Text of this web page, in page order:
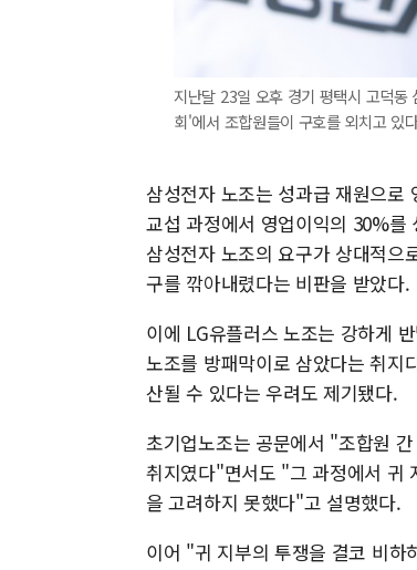
지난달 23일 오후 경기 평택시 고덕동
회'에서 조합원들이 구호를 외치고 있
삼성전자 노조는 성과급 재원으로
교섭 과정에서 영업이익의 30%를
삼성전자 노조의 요구가 상대적으
구를 깎아내렸다는 비판을 받았다.
이에 LG유플러스 노조는 강하게
노조를 방패막이로 삼았다는 취지
산될 수 있다는 우려도 제기됐다.
초기업노조는 공문에서 "조합원
취지였다"면서도 "그 과정에서 귀
을 고려하지 못했다"고 설명했다.
이어 "귀 지부의 투쟁을 결코 비